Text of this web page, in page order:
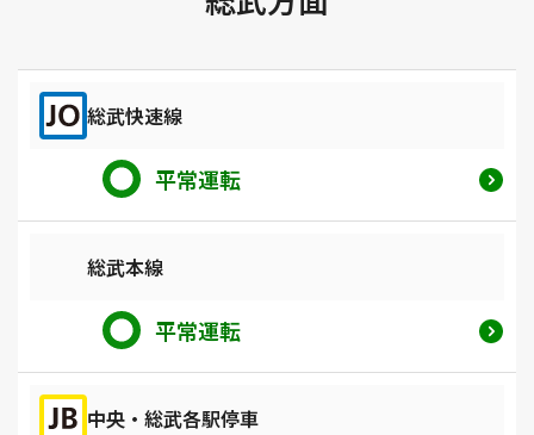
総武快速線
平常運転
総武本線
平常運転
中央・総武各駅停車